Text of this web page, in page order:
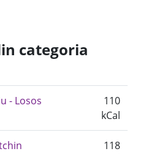
categoria
- Losos
110
kCal
118